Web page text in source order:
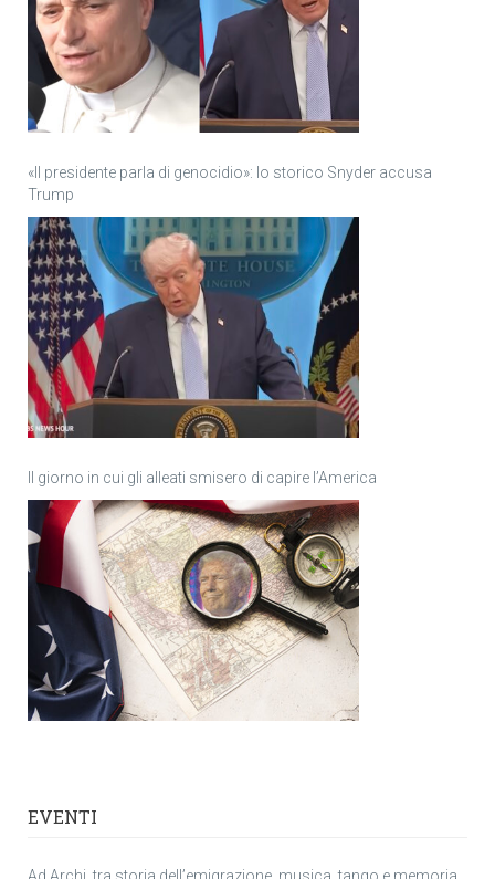
«Il presidente parla di genocidio»: lo storico Snyder accusa
Trump
Il giorno in cui gli alleati smisero di capire l’America
EVENTI